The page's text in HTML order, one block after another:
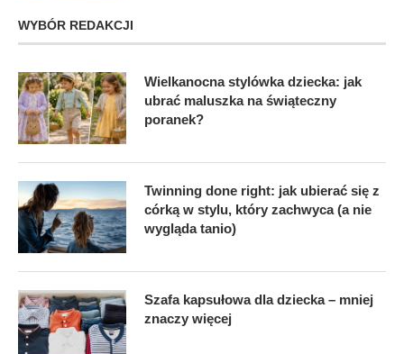
WYBÓR REDAKCJI
Wielkanocna stylówka dziecka: jak
ubrać maluszka na świąteczny
poranek?
Twinning done right: jak ubierać się z
córką w stylu, który zachwyca (a nie
wygląda tanio)
Szafa kapsułowa dla dziecka – mniej
znaczy więcej